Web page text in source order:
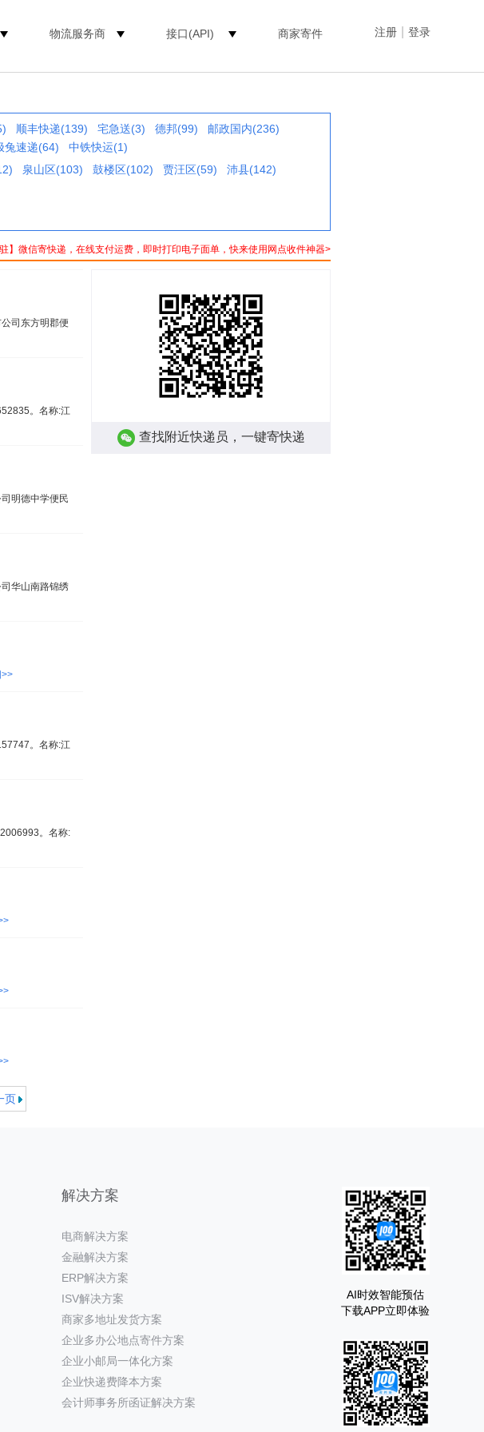
注册 登录
物流服务商 接口(API) 商家寄件
顺丰快递(139) 宅急送(3) 德邦(99)
邮政国内(236)
兔速递(64)
中铁快运(1)
泉山区(103) 鼓楼区(102) 贾汪区(59)
沛县(142)
驻】微信寄快递，在线支付运费，即时打印电子面单，快来使用网点收件神器>
司东方明郡便
。名称:江
明德中学便民
华山南路锦绣
。名称:江
。名称:
页
查找附近快递员，一键寄快递
解决方案
电商解决方案
金融解决方案
ERP解决方案
ISV解决方案
商家多地址发货方案
企业多办公地点寄件方案
企业小邮局一体化方案
企业快递费降本方案
会计师事务所函证解决方案
AI时效智能预估
下载APP立即体验